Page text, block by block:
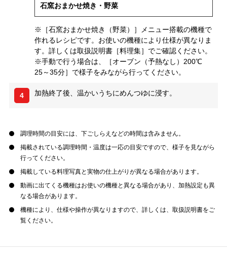
石窯おまかせ焼き・野菜
※［石窯おまかせ焼き（野菜）］メニュー搭載の機種で
作れるレシピです。お使いの機種により仕様が異なりま
す。詳しくは取扱説明書［料理集］でご確認ください。
※手動で行う場合は、［オーブン（予熱なし）200℃
25～35分］で様子をみながら行ってください。
4 加熱終了後、温かいうちにめんつゆに浸す。
調理時間の目安には、下ごしらえなどの時間は含みません。
掲載されている調理時間・温度は一応の目安ですので、様子を見ながら
行ってください。
掲載している料理写真と実物の仕上がりが異なる場合があります。
動画に出てくる機種はお使いの機種と異なる場合があり、加熱設定も異
なる場合があります。
機種により、仕様や操作が異なりますので、詳しくは、取扱説明書をご
覧ください。